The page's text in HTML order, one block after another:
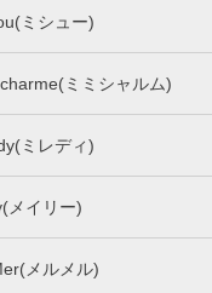
ミシュー)
ミミシャルム)
ミレディ)
メイリー)
メルメル)